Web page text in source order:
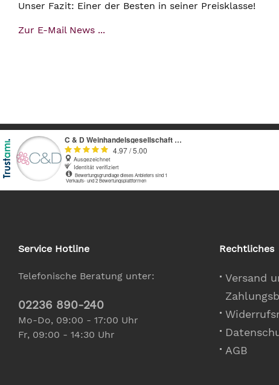
Unser Fazit: Einer der Besten in seiner Preisklasse!
Zur E-Mail News ...
Service Hotline
Telefonische Beratung unter:
02236 890-240
Mo-Do, 09:00 - 17:00 Uhr
Fr, 09:00 - 14:30 Uhr
Rechtliches
Versand
AGB